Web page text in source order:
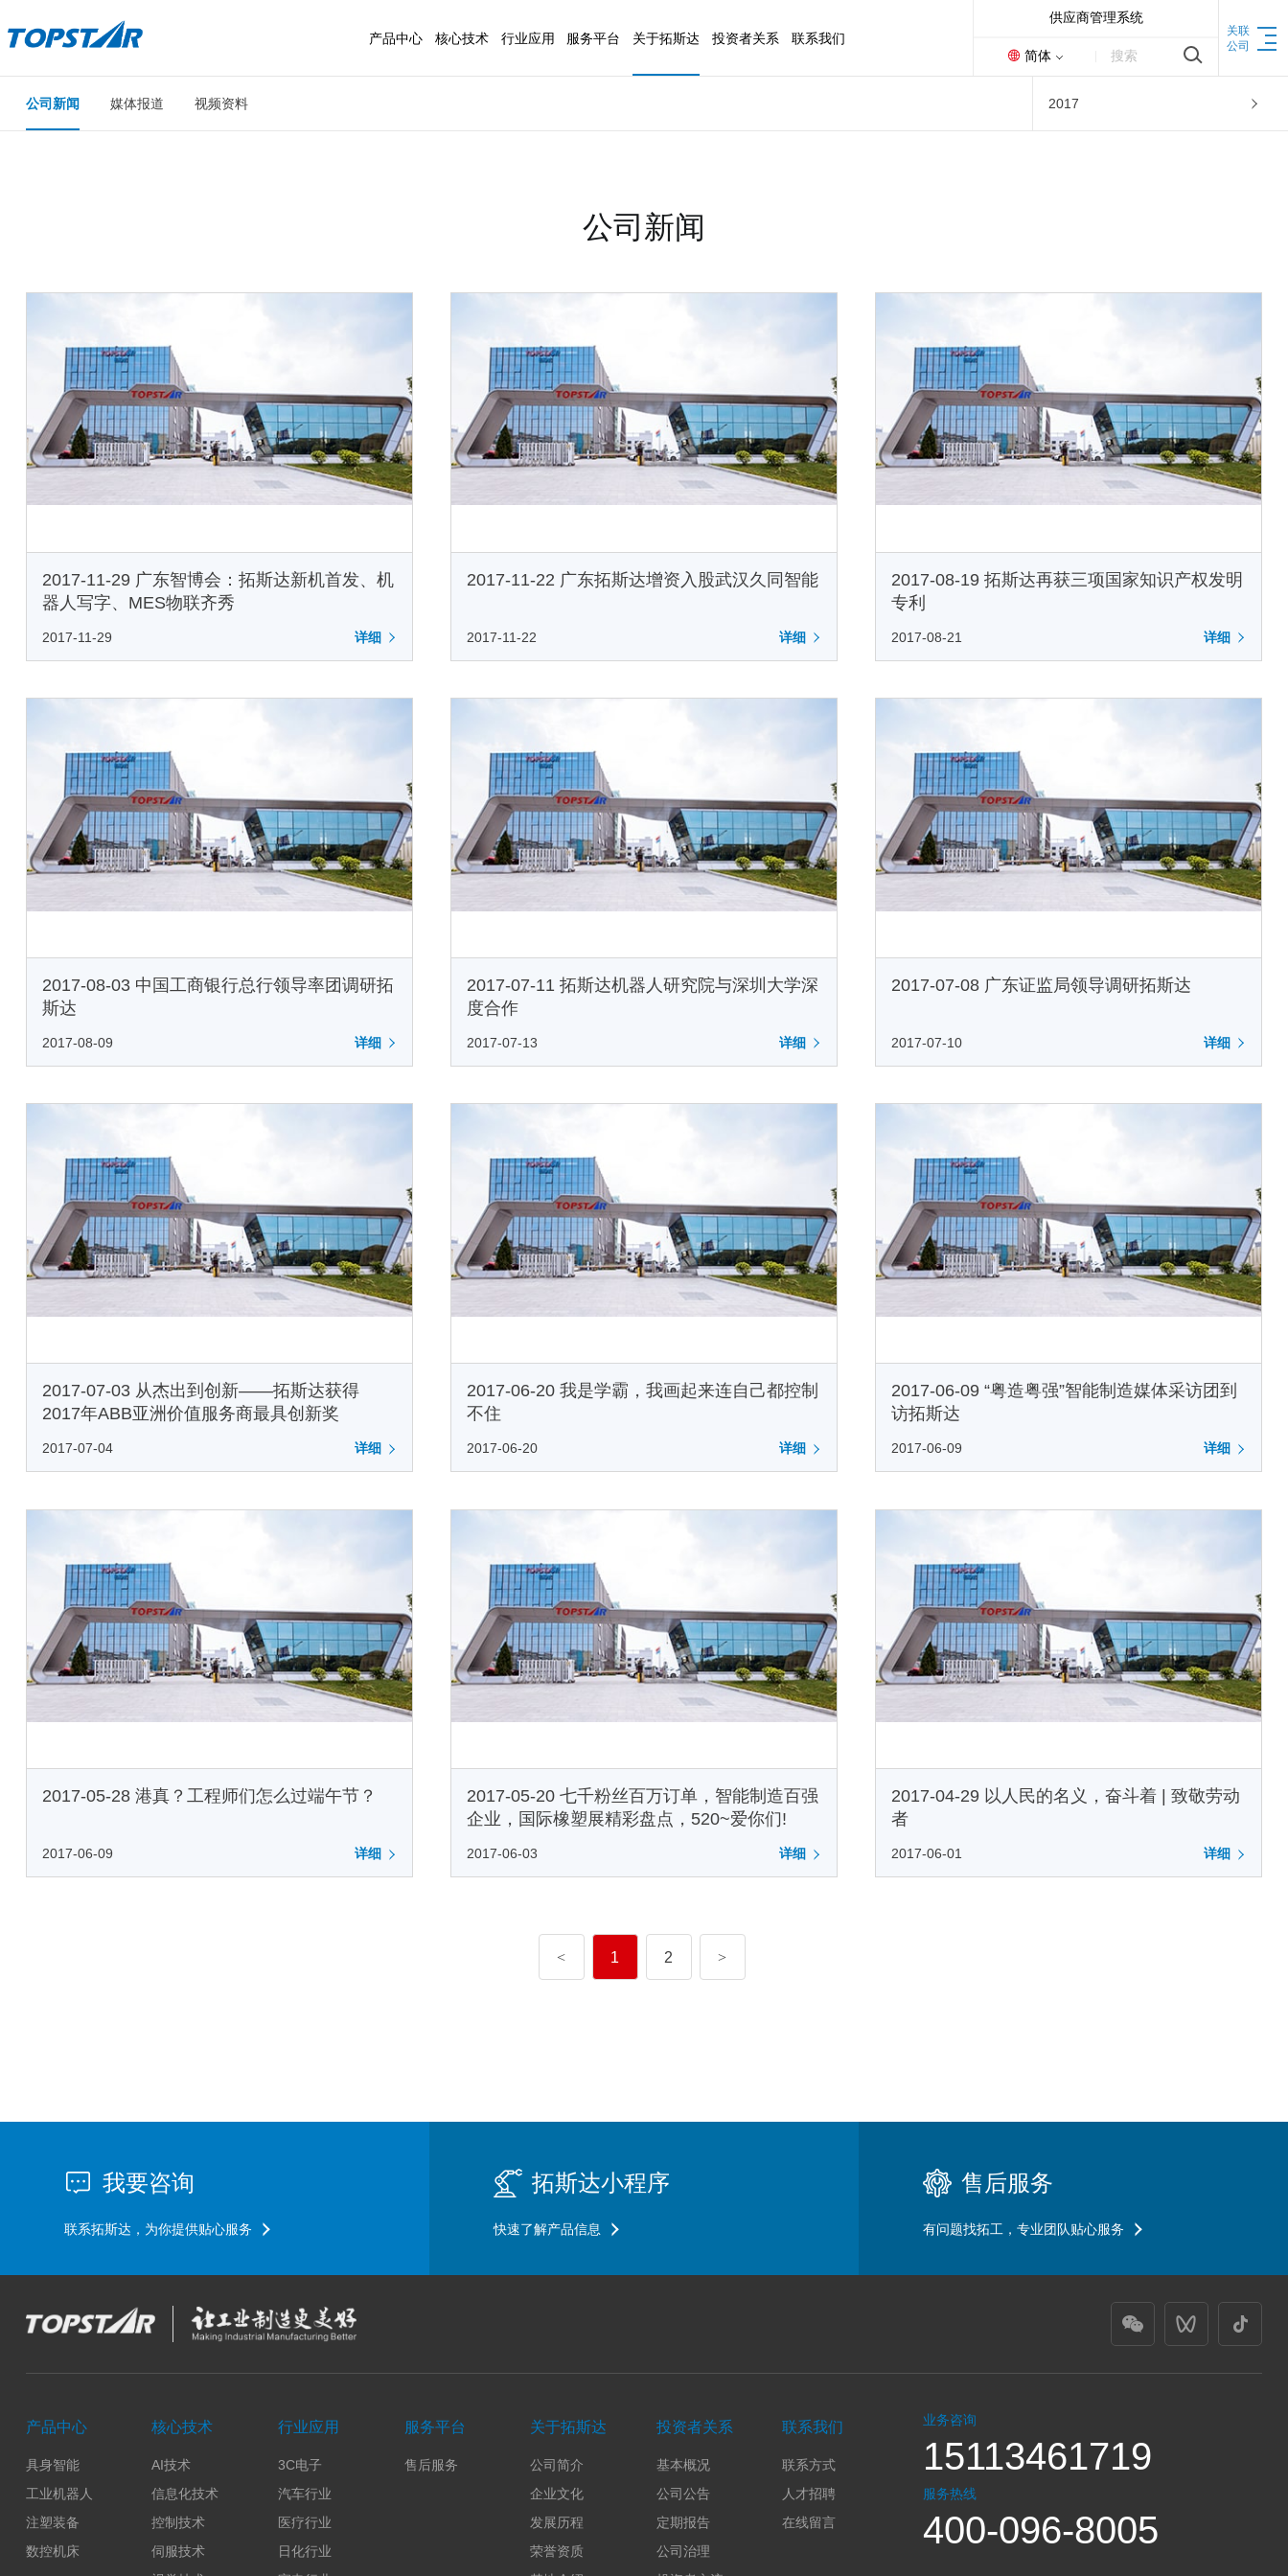
产品中心
具身智能 工业机器人 注塑装备
注塑辅机
数控机床
核心技术
信息化技术
行业应用
汽车行业
服务平台
售后服务
投诉建议
关于拓斯达
企业文化
基地介绍
投资者关系
公司公告
联系我们
人才招聘
关联
公司
供应商管理系统
简体 搜索
公司新闻 媒体报道 视频资料 2017
公司新闻
2017-11-29 广东智博会：拓斯达新机首发、机
器人写字、MES物联齐秀
2017-11-29 详细
2017-11-22 广东拓斯达增资入股武汉久同智能
2017-11-22 详细
2017-08-19 拓斯达再获三项国家知识产权发明
专利
2017-08-21 详细
2017-08-03 中国工商银行总行领导率团调研拓
斯达
2017-08-09 详细
2017-07-11 拓斯达机器人研究院与深圳大学深
度合作
2017-07-13 详细
2017-07-08 广东证监局领导调研拓斯达
2017-07-10 详细
2017-07-03 从杰出到创新——拓斯达获得
2017年ABB亚洲价值服务商最具创新奖
2017-07-04 详细
2017-06-20 我是学霸，我画起来连自己都控制
不住
2017-06-20 详细
2017-06-09 “粤造粤强”智能制造媒体采访团到
访拓斯达
2017-06-09 详细
2017-05-28 港真？工程师们怎么过端午节？
2017-06-09 详细
2017-05-20 七千粉丝百万订单，智能制造百强
企业，国际橡塑展精彩盘点，520~爱你们!
2017-06-03 详细
2017-04-29 以人民的名义，奋斗着 | 致敬劳动
者
2017-06-01 详细
< 1 2 >
我要咨询
联系拓斯达，为你提供贴心服务
拓斯达小程序
快速了解产品信息
售后服务
有问题找拓工，专业团队贴心服务
产品中心
具身智能
工业机器人
注塑装备
数控机床
核心技术
AI技术
信息化技术
控制技术
伺服技术
行业应用
3C电子
汽车行业
医疗行业
日化行业
服务平台
售后服务
关于拓斯达
公司简介
企业文化
发展历程
荣誉资质
投资者关系
基本概况
公司公告
定期报告
公司治理
联系我们
联系方式
人才招聘
在线留言
业务咨询
15113461719
服务热线
400-096-8005